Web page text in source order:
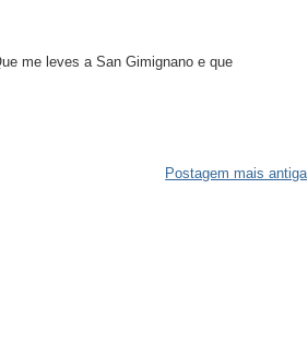
me leves a San Gimignano e que
Postagem mais antiga